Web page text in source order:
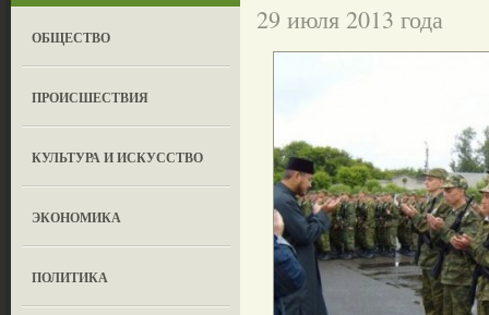
ОБЩЕСТВО
ПРОИСШЕСТВИЯ
КУЛЬТУРА И ИСКУССТВО
ЭКОНОМИКА
ПОЛИТИКА
29 июля 2013 года